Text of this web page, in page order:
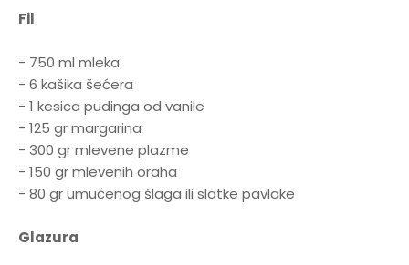
Fil
- 750 ml mleka
- 6 kašika šećera
- 1 kesica pudinga od vanile
- 125 gr margarina
- 300 gr mlevene plazme
- 150 gr mlevenih oraha
- 80 gr umućenog šlaga ili slatke pavlake
Glazura